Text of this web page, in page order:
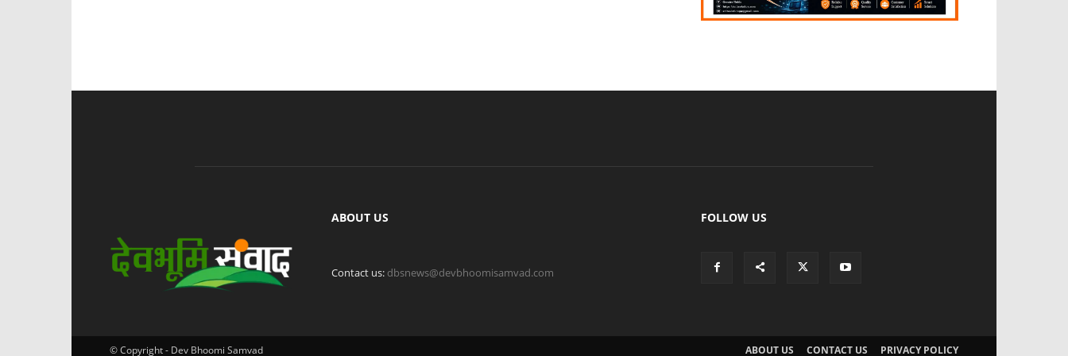
ABOUT US
Contact us: dbsnews@devbhoomisamvad.com
FOLLOW US
ABOUT US CONTACT US PRIVACY POLICY
© Copyright - Dev Bhoomi Samvad